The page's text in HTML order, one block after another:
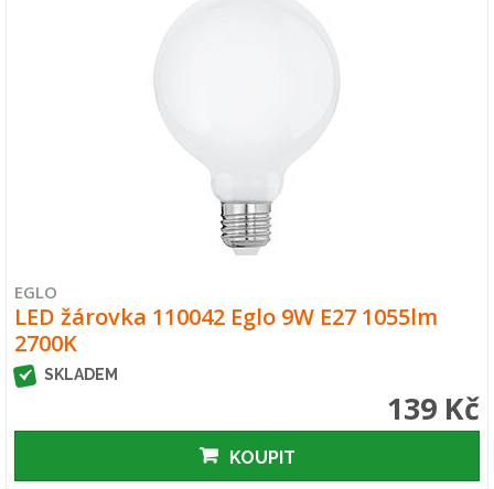
EGLO
LED žárovka 110042 Eglo 9W E27 1055lm
2700K
SKLADEM
139 Kč
KOUPIT